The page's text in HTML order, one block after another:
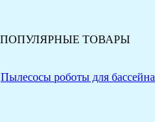
ПОПУЛЯРНЫЕ ТОВАРЫ
Пылесосы роботы для бассейна